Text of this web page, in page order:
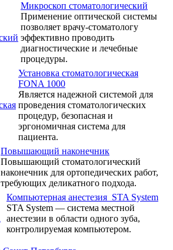
Микроскоп стоматологический
Применение оптической системы
позволяет врачу-стоматологу
эффективно проводить
диагностические и лечебные
процедуры.
Установка стоматологическая
FONA 1000
Является надежной системой для
проведения стоматологических
процедур, безопасная и
эргономичная система для
пациента.
Повышающий наконечник
Повышающий стоматологический
наконечник для ортопедических работ,
требующих деликатного подхода.
Компьютерная анестезия STA System
STA System — система местной
анестезии в области одного зуба,
контролируемая компьютером.